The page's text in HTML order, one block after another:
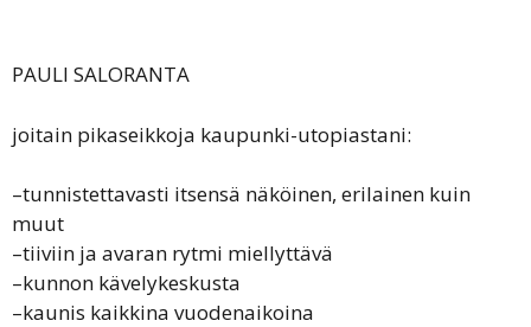
PAULI SALORANTA
joitain pikaseikkoja kaupunki-utopiastani:
–tunnistettavasti itsensä näköinen, erilainen kuin
muut
–tiiviin ja avaran rytmi miellyttävä
–kunnon kävelykeskusta
–kaunis kaikkina vuodenaikoina